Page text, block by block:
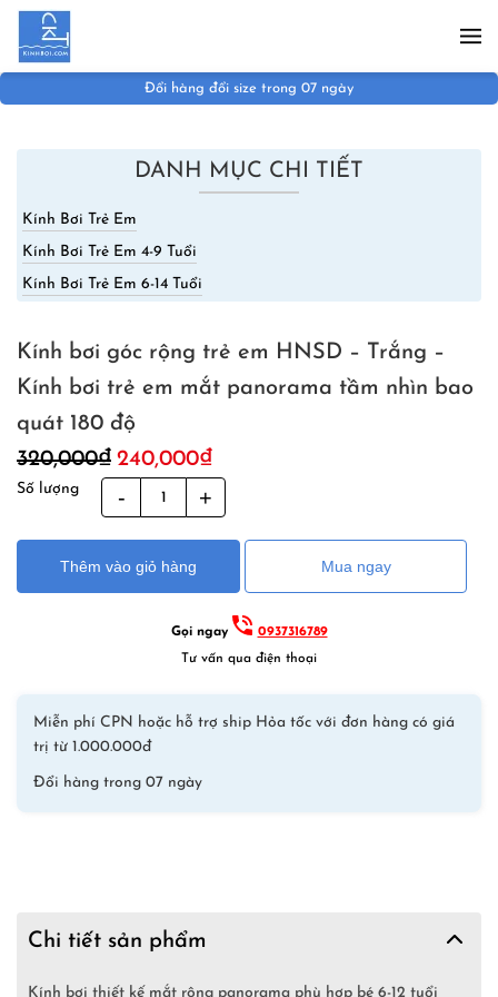
Skip to main content
Đổi hàng đổi size trong 07 ngày
DANH MỤC CHI TIẾT
Kính Bơi Trẻ Em
Kính Bơi Trẻ Em 4-9 Tuổi
Kính Bơi Trẻ Em 6-14 Tuổi
Kính bơi góc rộng trẻ em HNSD – Trắng –
Kính bơi trẻ em mắt panorama tầm nhìn bao
quát 180 độ
320,000₫ Giá
gốc
240,000₫Giá
hiện
Số lượng
bơi
góc
rộng
trẻ
–
Kính
bơi
nhìn
Thêm vào giỏ hàng Mua ngay
Gọi ngay
0937316789
Tư vấn qua điện thoại
Miễn phí CPN hoặc hỗ trợ ship Hỏa tốc với đơn hàng có giá
trị từ 1.000.000đ
Đổi hàng trong 07 ngày
Chi tiết sản phẩm
Kính bơi thiết kế mắt rộng panorama phù hợp bé 6-12 tuổi